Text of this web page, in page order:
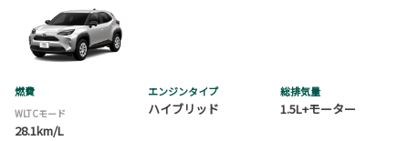
燃費
WLTCモード
28.1km/L
エンジンタイプ
ハイブリッド
総排気量
1.5L+モーター